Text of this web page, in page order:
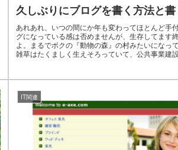
久しぶりにブログを書く方法と
あれあれ、いつの間にか年も変わってほとんど手
グになっている感は否めませんが、生存してます
よ。まるでボクの『動物の森』の村みたいになっ
雑草はたくましく生えそろっていて、公共事業建
IT関連